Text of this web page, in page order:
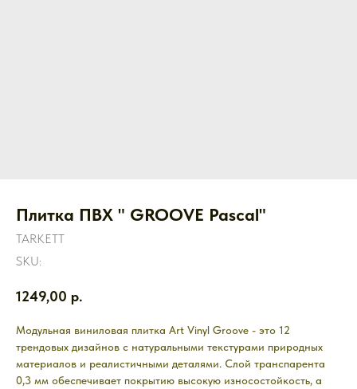
Плитка ПВХ " GROOVE Pascal"
TARKETT
SKU:
1249,00 р.
Модульная виниловая плитка Art Vinyl Groove - это 12
трендовых дизайнов с натуральными текстурами природных
материалов и реалистичными деталями. Слой транспарента
0,3 мм обеспечивает покрытию высокую износостойкость, а